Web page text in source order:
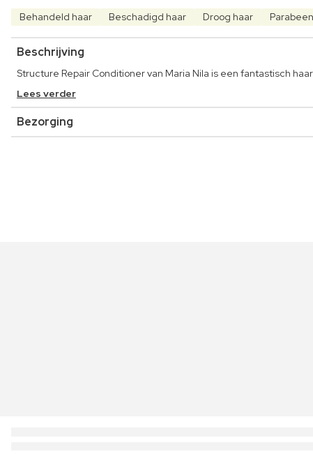
Behandeld haar Beschadigd haar Droog haar
Beschrijving
Structure Repair Conditioner van Maria Nila is een fantastisch
Lees verder
Bezorging